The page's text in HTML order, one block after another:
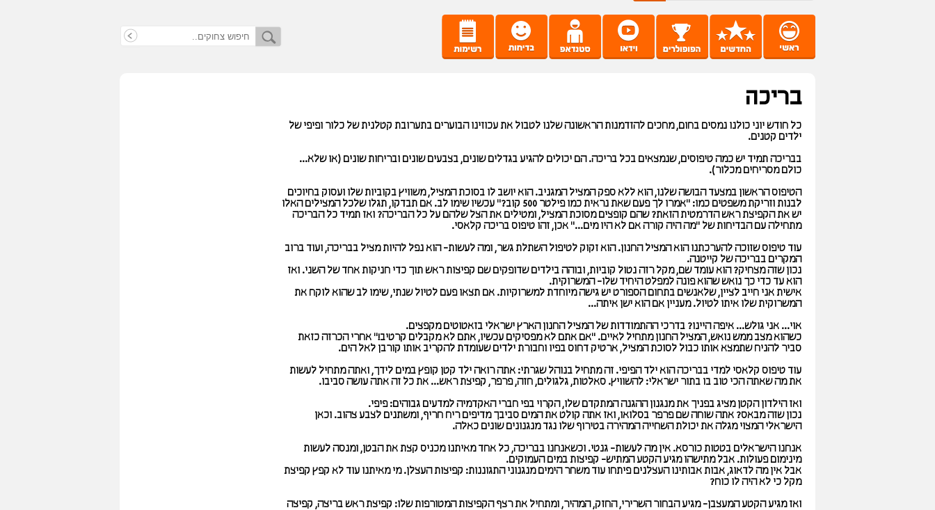
בריכה
כל חודש יוני כולנו נמסים בחום, מחכים להזדמנות הראשונה שלנו לטבול את עכוזינו הבוערים בתערובת קטלנית של כלור ופיפי של
ילדים קטנים.
בבריכה תמיד יש כמה טיפוסים, שנמצאים בכל בריכה. הם יכולים להגיע בגדלים שונים, בצבעים שונים ובריחות שונים (או שלא...
כולם מסריחים מכלור).
הטיפוס הראשון במצעד הבושה שלנו, הוא ללא ספק המציל המגניב. הוא יושב לו בסוכת המציל, משוויץ בקוביות שלו ועסוק בחיוכים
לבנות וזריקת משפטים כמו: "אמרו לך פעם שאת נראית כמו פילטר 500 קוב?" עכשיו שימו לב. אם תבדקו, תגלו שלכל המצילים האלו
יש את הקפיצת ראש הדרמטית הזאת? שהם קופצים מסוכת המציל, ומטילים את הצל שלהם על כל הבריכה? ואז תמיד כל הבריכה
מתחילה עם הבדיחות של "מה היה קורה אם לא היו מים..." אכן, זהו טיפוס בריכה קלאסי.
עוד טיפוס שזוכה להערכתנו הוא המציל החנון. הוא זקוק לטיפול השתלת גשר, ומה לעשות- הוא נפל להיות מציל בבריכה, ועוד ברוב
המקרים בבריכה של קייטנה.
נכון שזה מצחיק? הוא עומד שם, מקל רזה נטול קוביות, ובוהה בילדים שדופקים שם קפיצות ראש תוך כדי חניקות אחד של השני. ואז
הוא עד כדי כך נואש שהוא פונה למפלט היחיד שלו- המשרוקית.
אישית אני חייב לציין, שלאנשים בתחום הספורט יש גישה מיוחדת למשרוקיות. אם תצאו פעם לטיול שנתי, שימו לב שהוא לוקח את
המשרוקית שלו איתו לטיול. מעניין אם הוא ישן איתה...
אוי... אני גולש... איפה היינו? בדרכי ההתמודדות של המציל החנון הארץ ישראלי בזאטוטים מקפצים.
כשהוא מצב ממש נואש, המציל החנון מתחיל לאיים. "אם אתם לא מפסיקים עכשיו, אתם לא מקבלים קרטיב!" אחרי הכרזה כזאת
סביר להניח שתמצא אותו כבול לסוכת המציל, ארטיק דחוס בפיו וחבורת ילדים שעומדת להקריב אותו קורבן לאל הים.
עוד טיפוס קלאסי למדי בבריכה הוא ילד הפיפי. זה מתחיל בנוהל שגרתי: אתה רואה ילד קטן קופץ במים לידך, ואתה מתחיל לעשות
את מה שאתה הכי טוב בו בתור ישראלי: להשוויץ. סאלטות, גלגולים, חזה, פרפר, קפיצת ראש... את כל זה אתה עושה סביבו.
ואז הילדון הקטן מציג בפניך את מנגנון ההגנה המתקדם שלו, הקרוי בפי חברי האקדמיה למדעים גבוהים: פיפי.
נכון שזה מבאס? אתה שוחה שם פרפר בסלואו, ואז אתה קולט את המים סביבך מדיפים ריח חריף, ומשתנים לצבע צהוב. וכאן
הישראלי המצוי מגלה את יכולת השחייה המהירה בטירוף שלו נגד מנגנונים שונים כאלה.
אנחנו הישראלים בטטות כורסא. אין מה לעשות- גנטי. וכשאנחנו בבריכה, כל אחד מאיתנו מכניס קצת את הבטן, ומנסה לעשות
מינימום פעולות. אבל מתישהו מגיע הקטע המתיש- קפיצות במים העמוקים.
אבל אין מה לדאוג, אבות אבותינו העצלנים פיתחו עוד משחר הימים מנגנוני התגוננות: קפיצות העצלן. מי מאיתנו עוד לא קפץ קפיצת
מקל כי לא היה לו כוח?
ואז מגיע הקטע המעצבן- מגיע הבחור השרירי, החזק, המהיר, ומתחיל את רצף הקפיצות המטורפות שלו: קפיצת ראש בריצה, קפיצה